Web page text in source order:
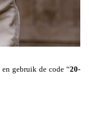
en gebruik de code “20-